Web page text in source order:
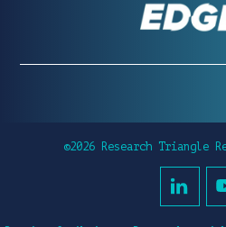
©2026 Research Triangle